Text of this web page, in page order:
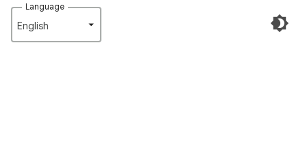
Language
English‎